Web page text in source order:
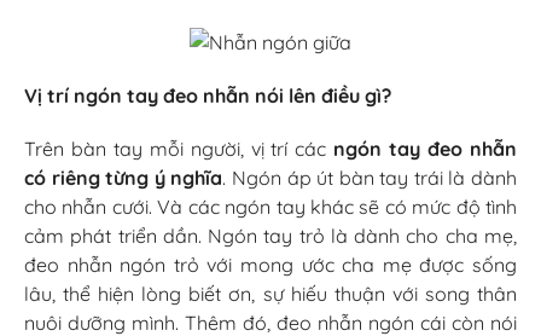
Vị trí ngón tay đeo nhẫn nói lên điều gì?
Trên bàn tay mỗi người, vị trí các ngón tay đeo nhẫn
có riêng từng ý nghĩa. Ngón áp út bàn tay trái là dành
cho nhẫn cưới. Và các ngón tay khác sẽ có mức độ tình
cảm phát triển dần. Ngón tay trỏ là dành cho cha mẹ,
đeo nhẫn ngón trỏ với mong ước cha mẹ được sống
lâu, thể hiện lòng biết ơn, sự hiếu thuận với song thân
nuôi dưỡng mình. Thêm đó, đeo nhẫn ngón cái còn nói